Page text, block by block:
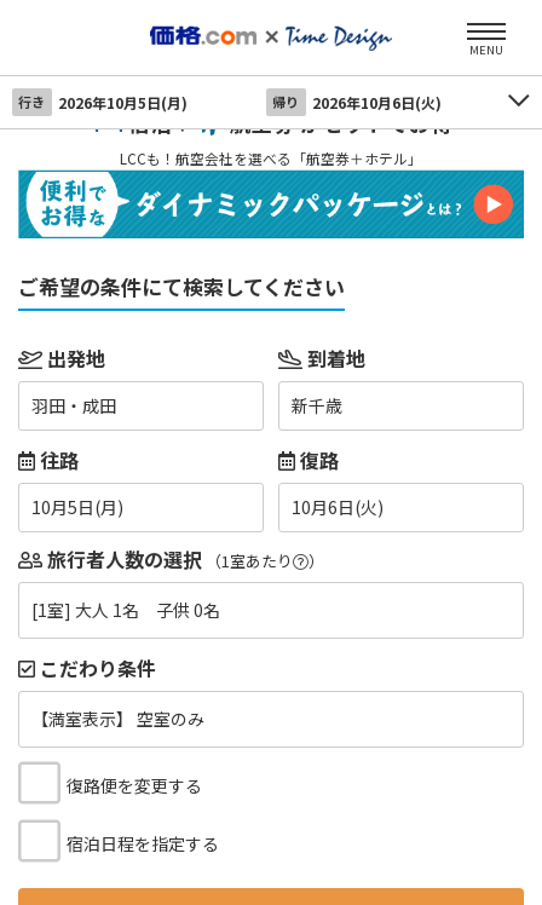
MENU
行き 2026年10月5日(月) 帰り 2026年10月6日(火)
宿泊＋ 航空券 がセットでお得
LCCも！航空会社を選べる「航空券＋ホテル」
ご希望の条件にて検索してください
出発地
羽田・成田
到着地
新千歳
往路
10月5日(月)
復路
10月6日(火)
旅行者人数の選択 （1室あたり ）
[1室] 大人 1名 子供 0名
こだわり条件
【満室表示】 空室のみ
復路便を変更する
宿泊日程を指定する